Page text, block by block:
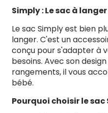
Let&#39;s
Simply : Le sac à
Le sac Simply est bien
langer. C'est un
conçu pour s'adapter à
besoins. Avec son
rangements, il vous
bébé.
Pourquoi choisir le sac